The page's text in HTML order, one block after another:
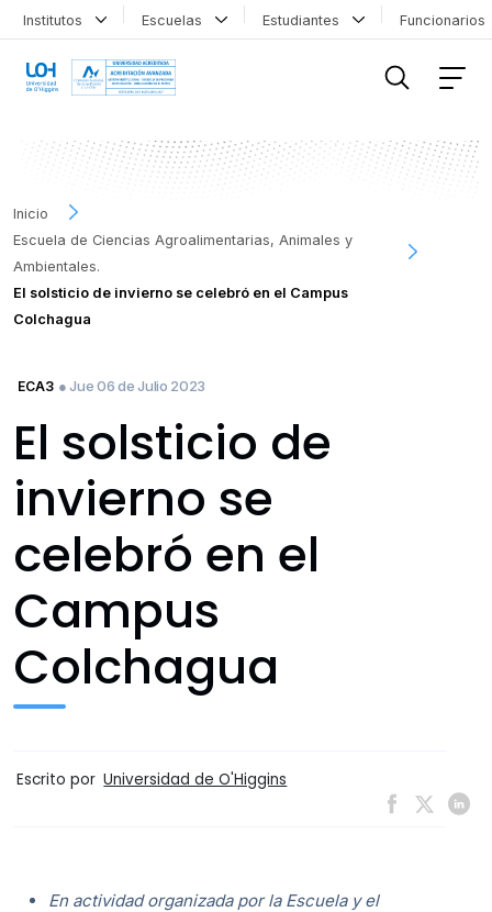
Institutos Escuelas Estudiantes
Inicio
Escuela de Ciencias Agroalimentarias, Animales y
Ambientales.
El solsticio de invierno se celebró en el Campus
Colchagua
ECA3 ● Jue 06 de Julio 2023
El solsticio de
invierno se
celebró en el
Campus
Colchagua
Escrito por Universidad de O'Higgins
En actividad organizada por la Escuela y el